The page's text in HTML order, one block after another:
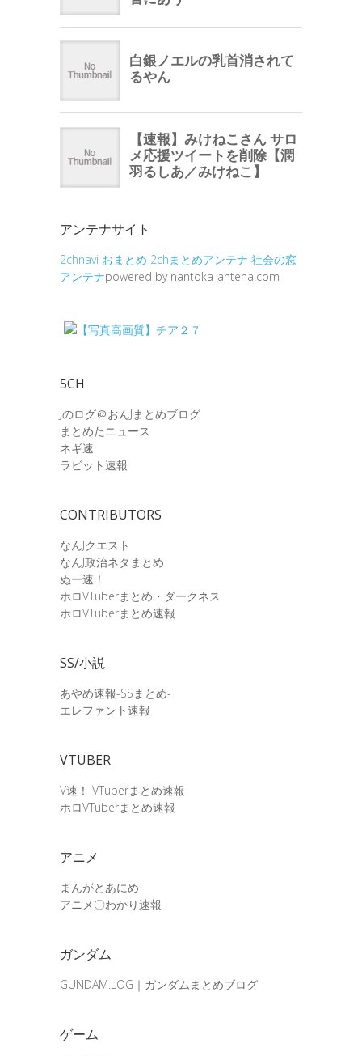
アンテナサイト
2chnavi おまとめ 2chまとめアンテナ 社会の窓
アンテナpowered by nantoka-antena.com
5CH
Jのログ＠おんJまとめブログ
まとめたニュース
ネギ速
ラビット速報
CONTRIBUTORS
なんJクエスト
なんJ政治ネタまとめ
ぬー速！
ホロVTuberまとめ・ダークネス
ホロVTuberまとめ速報
SS/小説
あやめ速報-SSまとめ-
エレファント速報
VTUBER
V速！ VTuberまとめ速報
ホロVTuberまとめ速報
アニメ
まんがとあにめ
アニメ〇わかり速報
ガンダム
GUNDAM.LOG｜ガンダムまとめブログ
ゲーム